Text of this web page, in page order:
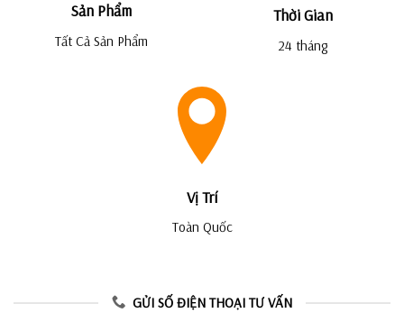
Sản Phẩm
Tất Cả Sản Phẩm
Thời Gian
24 tháng
Vị Trí
Toàn Quốc
GỬI SỐ ĐIỆN THOẠI TƯ VẤN